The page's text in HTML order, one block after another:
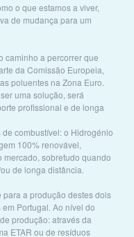
o que estamos a viver,
de mudança para um
caminho a percorrer que
da Comissão Europeia,
poluentes na Zona Euro.
uma solução, será
profissional e de longa
combustível: o Hidrogénio
100% renovável,
sobretudo quando
de longa distância.
a produção destes dois
Portugal. Ao nível do
produção: através da
ETAR ou de resíduos